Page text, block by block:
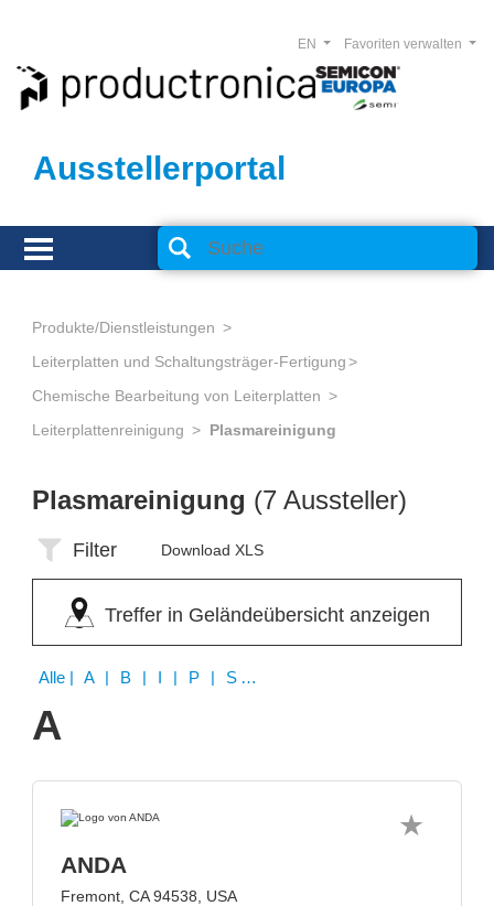
Ausstellerportal
Favoriten verwalten
EN
Produkte/Dienstleistungen
Leiterplatten und Schaltungsträger-Fertigung
Chemische Bearbeitung von Leiterplatten
Leiterplattenreinigung
Plasmareinigung
Plasmareinigung (7 Aussteller)
Filter Download XLS
Treffer in Geländeübersicht anzeigen
Alle | A | B | I | P | S | W | Z
A
ANDA
Fremont, CA 94538, USA